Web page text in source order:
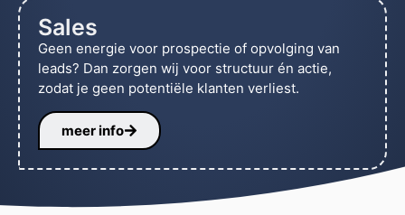
Sales
Geen energie voor prospectie of opvolging van
leads? Dan zorgen wij voor structuur én actie,
zodat je geen potentiële klanten verliest.
meer info